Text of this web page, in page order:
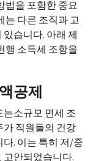
법을 포함한 중요
는 다른 조직과 고
습니다. 아래 제
행 소득세 조항을
공제
소규모 면세 조
가 직원들의 건강
. 이는 특히 저/중
고안되었습니다.